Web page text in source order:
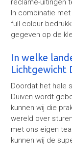
reclame-uitingen
In combinatie
full colour
gegeven op de
In welke
Lichtgewicht
Doordat het hele
Duiven wordt
kunnen wij die
wereld over
met ons eigen
kunnen wij de